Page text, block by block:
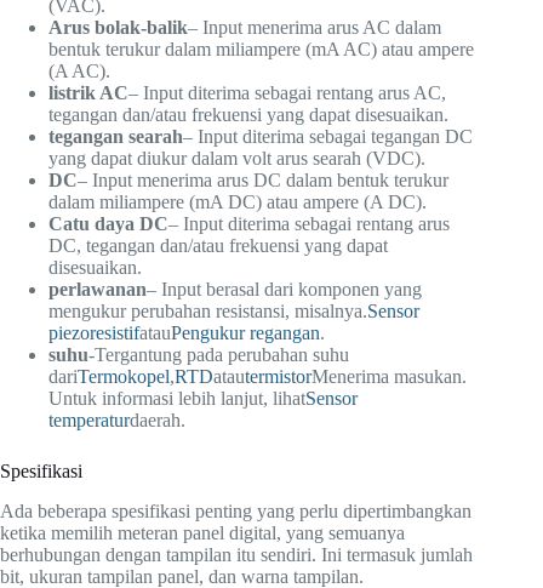
(VAC).
Arus bolak-balik– Input menerima arus AC dalam
bentuk terukur dalam miliampere (mA AC) atau ampere
(A AC).
listrik AC– Input diterima sebagai rentang arus AC,
tegangan dan/atau frekuensi yang dapat disesuaikan.
tegangan searah– Input diterima sebagai tegangan DC
yang dapat diukur dalam volt arus searah (VDC).
DC– Input menerima arus DC dalam bentuk terukur
dalam miliampere (mA DC) atau ampere (A DC).
Catu daya DC– Input diterima sebagai rentang arus
DC, tegangan dan/atau frekuensi yang dapat
disesuaikan.
perlawanan– Input berasal dari komponen yang
mengukur perubahan resistansi, misalnya.Sensor
piezoresistifatauPengukur regangan.
suhu-Tergantung pada perubahan suhu
dariTermokopel,RTDatautermistorMenerima masukan.
Untuk informasi lebih lanjut, lihatSensor
temperaturdaerah.
Spesifikasi
Ada beberapa spesifikasi penting yang perlu dipertimbangkan
ketika memilih meteran panel digital, yang semuanya
berhubungan dengan tampilan itu sendiri. Ini termasuk jumlah
bit, ukuran tampilan panel, dan warna tampilan.